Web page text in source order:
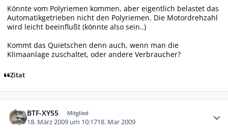
Könnte vom Polyriemen kommen, aber eigentlich belastet das
Automatikgetrieben nicht den Polyriemen. Die Motordrehzahl
wird leicht beeinflußt (könnte also sein..)
Kommt das Quietschen denn auch, wenn man die
Klimaanlage zuschaltet, oder andere Verbraucher?
Zitat
BTF-XY55 Mitglied
18. März 2009 um 10:1718. Mar 2009